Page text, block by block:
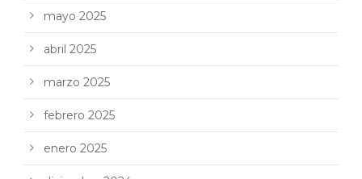
mayo 2025
abril 2025
marzo 2025
febrero 2025
enero 2025